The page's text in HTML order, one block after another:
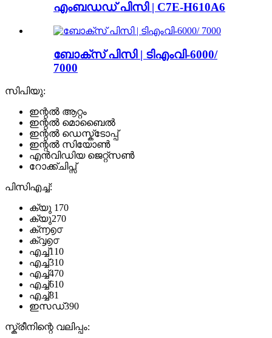
എംബഡഡ് പിസി | C7E-H610A6
ബോക്സ് പിസി | ടിഎംവി-6000/
7000
സിപിയു:
ഇന്റൽ ആറ്റം
ഇന്റൽ മൊബൈൽ
ഇന്റൽ ഡെസ്ക്ടോപ്പ്
ഇന്റൽ സിയോൺ
എൻവിഡിയ ജെറ്റ്സൺ
റോക്ക്ചിപ്സ്
പിസിഎച്ച്:
ക്യു 170
ക്യു270
ക്൬൭൦
ക്൮൭൦
എച്ച്110
എച്ച്310
എച്ച്470
എച്ച്610
എച്ച്81
ഇസഡ്390
സ്ക്രീനിന്റെ വലിപ്പം: